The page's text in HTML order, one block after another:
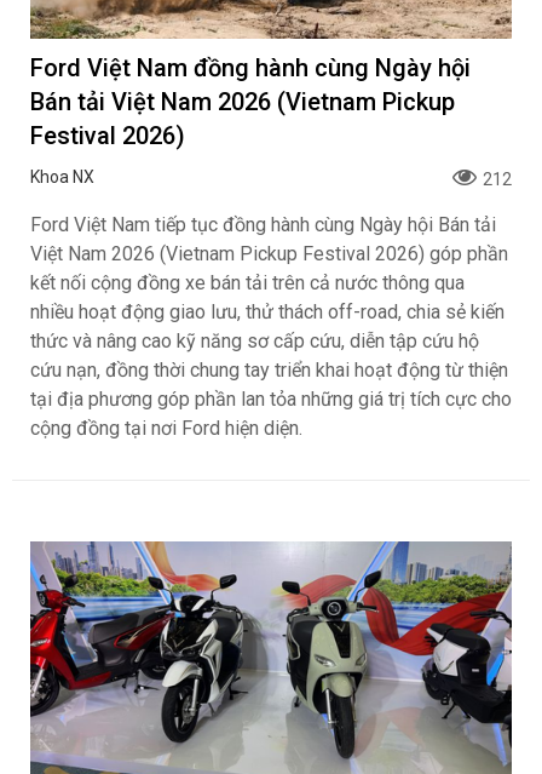
Ford Việt Nam đồng hành cùng Ngày hội
Bán tải Việt Nam 2026 (Vietnam Pickup
Festival 2026)
Khoa NX 212
Ford Việt Nam tiếp tục đồng hành cùng Ngày hội Bán tải
Việt Nam 2026 (Vietnam Pickup Festival 2026) góp phần
kết nối cộng đồng xe bán tải trên cả nước thông qua
nhiều hoạt động giao lưu, thử thách off-road, chia sẻ kiến
thức và nâng cao kỹ năng sơ cấp cứu, diễn tập cứu hộ
cứu nạn, đồng thời chung tay triển khai hoạt động từ thiện
tại địa phương góp phần lan tỏa những giá trị tích cực cho
cộng đồng tại nơi Ford hiện diện.